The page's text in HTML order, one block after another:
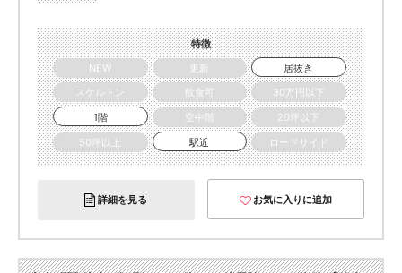
特徴
NEW
更新
居抜き
スケルトン
飲食可
30万円以下
1階
空中階
20坪以下
50坪以上
駅近 ロードサイド
詳細を見る お気に入りに追加